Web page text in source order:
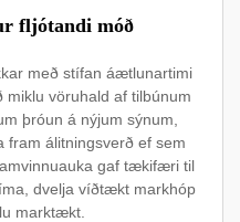
fljótandi móð
með stífan áætlunartimi
vöruhald af tilbúnum
þróun á nýjum sýnum,
fram álitningsverð ef sem
gaf tækifæri til
dvelja víðtækt markhóp
marktækt.